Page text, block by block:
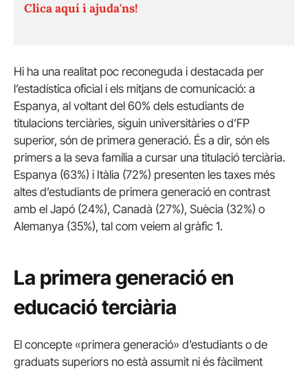
Clica aquí i ajuda'ns!
Hi ha una realitat poc reconeguda i destacada per
l’estadística oficial i els mitjans de comunicació: a
Espanya, al voltant del 60% dels estudiants de
titulacions terciàries, siguin universitàries o d’FP
superior, són de primera generació. És a dir, són els
primers a la seva família a cursar una titulació terciària.
Espanya (63%) i Itàlia (72%) presenten les taxes més
altes d’estudiants de primera generació en contrast
amb el Japó (24%), Canadà (27%), Suècia (32%) o
Alemanya (35%), tal com veiem al gràfic 1.
La primera generació en
educació terciària
El concepte «primera generació» d’estudiants o de
graduats superiors no està assumit ni és fàcilment